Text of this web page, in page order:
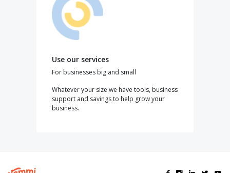
Use our services
For businesses big and small
Whatever your size we have tools, business
support and savings to help grow your
business.